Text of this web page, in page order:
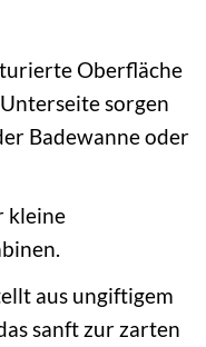
Oberfläche
sorgen
Badewanne oder
kleine
aus ungiftigem
sanft zur zarten